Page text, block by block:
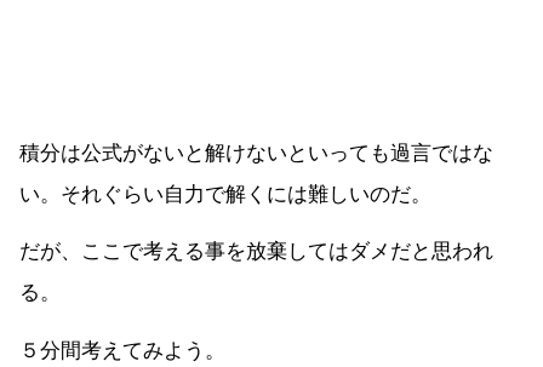
積分は公式がないと解けないといっても過言ではな
い。それぐらい自力で解くには難しいのだ。
だが、ここで考える事を放棄してはダメだと思われ
る。
５分間考えてみよう。